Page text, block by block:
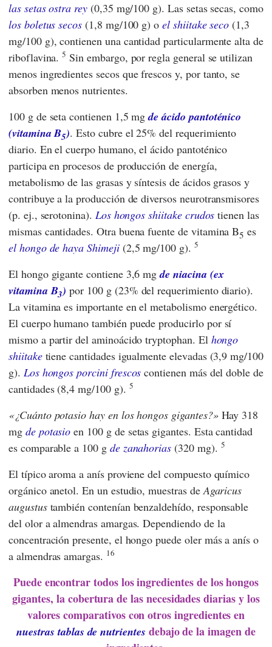
las setas ostra rey(0,35 mg/100 g). Las setas secas, como
los boletus secos (1,8 mg/100 g) oel shiitake seco (1,3
mg/100 g), contienen una cantidad particularmente alta de
riboflavina.5 Sin embargo, por regla general se utilizan
menos ingredientes secos que frescos y, por tanto, se
absorben menos nutrientes.
100 g de seta contienen 1,5 mgde ácido pantoténico
(vitamina B5). Esto cubre el 25% del requerimiento
diario. En el cuerpo humano, el ácido pantoténico
participa en procesos de producción de energía,
metabolismo de las grasas y síntesis de ácidos grasos y
contribuye a la producción de diversos neurotransmisores
(p. ej., serotonina). Los hongos shiitake crudos tienen las
mismas cantidades. Otra buena fuente de vitamina B5 es
el hongo de haya Shimeji(2,5 mg/100 g). 5
El hongo gigante contiene 3,6 mgde niacina (ex
vitamina B3) por 100 g (23% del requerimiento diario).
La vitamina es importante en el metabolismo energético.
El cuerpo humano también puede producirlo por sí
mismo a partir del aminoácido tryptophan. El hongo
shiitaketiene cantidades igualmente elevadas (3,9 mg/100
g). Los hongos porcini frescos contienen más del doble de
cantidades (8,4 mg/100 g). 5
¿Cuánto potasio hay en los hongos gigantes? Hay 318
mg de potasio en 100 g de setas gigantes. Esta cantidad
es comparable a 100 g de zanahorias (320 mg). 5
El típico aroma a anís proviene del compuesto químico
orgánico anetol. En un estudio, muestras deAgaricus
augustustambién contenían benzaldehído, responsable
del olor a almendras amargas. Dependiendo de la
concentración presente, el hongo puede oler más a anís o
a almendras amargas. 16
Puede encontrar todos los ingredientes de los hongos
gigantes, la cobertura de las necesidades diarias y los
valores comparativos con otros ingredientes en
nuestras tablas de nutrientes debajo de la imagen de